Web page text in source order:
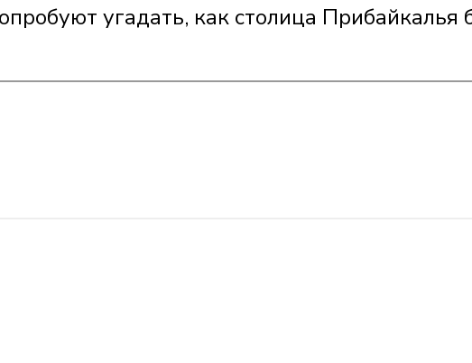
угадать, как столица Прибайкалья